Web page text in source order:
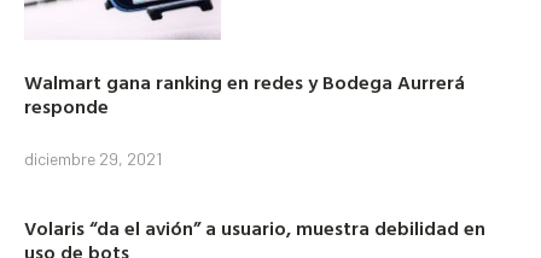
Walmart gana ranking en redes y Bodega Aurrerá
responde
diciembre 29, 2021
Volaris “da el avión” a usuario, muestra debilidad en